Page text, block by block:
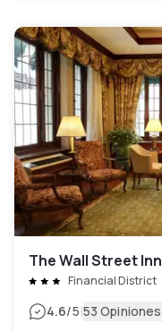
The Wall Street Inn
Financial District
4.6/5|53 Opiniones